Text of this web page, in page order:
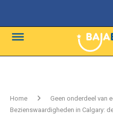
Home
Geen onderdeel van
Bezienswaardigheden in Calgary: